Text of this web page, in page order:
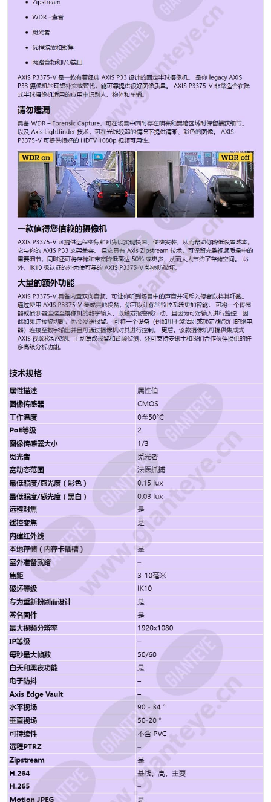
跑。 通过使用 AXIS P3375-V 集成其他设备，你可以让你
的监控系统更加智能： 可将一个传感器或侦测器连接至摄
像机的数字输入，以触发报警或行动，且因为可对输入进
行监控，因此如果连接被切断，也会发送报警。 可将一个
设备（例如用于激活灯或锁定/解锁门的继电器）连接至数
字输出并且可通过摄像机对其进行控制。 更后，该款摄像
机可提供集成式 AXIS 视频移动侦测、主动篡改报警和音
频侦测，还可支持安讯士和我们合作伙伴提供的许多高级
分析功能。 图像传感器 CMOS 图像传感器大小 1/3 觅光
者 觅光者 宽动态范围 法医抓捕 最低照度/感光度（彩色）
0.15 lux 最低照度/感光度（黑白） 0.03 lux 最大视频分辨
率 1920x1080 每秒最大帧数 50/60 日夜功能 是 焦距 3-
10毫米 水平视场 90 - 34 ° 垂直视场 50-20 ° Zipstream
是 H.264 基线，高，主要 Motion JPEG 是 音频支持 是
PoE等级 2 签名固件 是 远程对焦 是 遥控变焦 是 本地存
储（内存卡插槽） 是 工作温度 0至50°C 防破坏等级 IK10
专为重新上漆而设计 是 可持续性 不含 PVC